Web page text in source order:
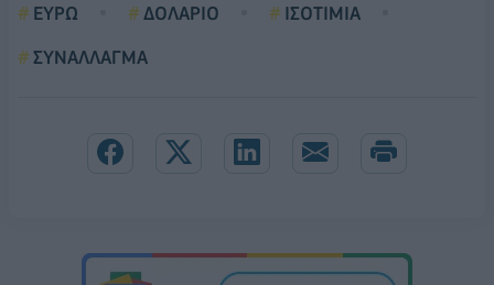
ΕΥΡΩ ΔΟΛΑΡΙΟ
ΙΣΟΤΙΜΙΑ
ΣΥΝΑΛΛΑΓΜΑ